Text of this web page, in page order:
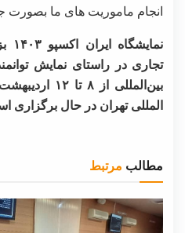
انجام ماموریت های ما
تجاری در راستای نمایش
بین‌المللی
المللی تهران در حال برگزاری
مطالب مرتبط